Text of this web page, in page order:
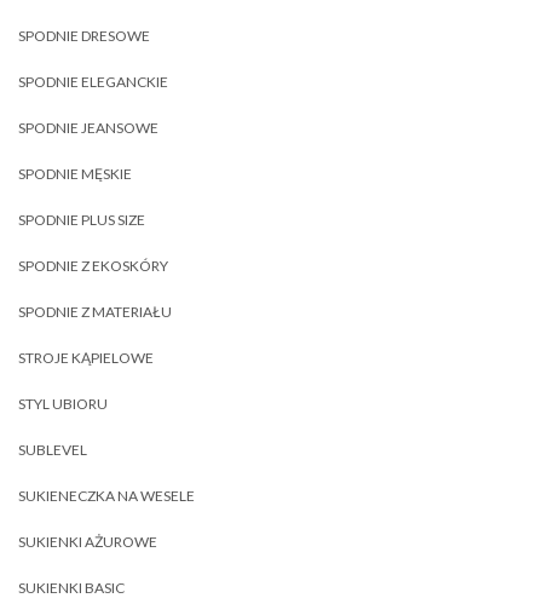
SPODNIE DRESOWE
SPODNIE ELEGANCKIE
SPODNIE JEANSOWE
SPODNIE MĘSKIE
SPODNIE PLUS SIZE
SPODNIE Z EKOSKÓRY
SPODNIE Z MATERIAŁU
STROJE KĄPIELOWE
STYL UBIORU
SUBLEVEL
SUKIENECZKA NA WESELE
SUKIENKI AŻUROWE
SUKIENKI BASIC